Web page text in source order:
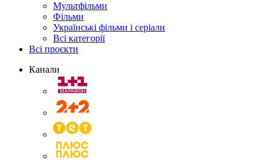
Мультфільми
Фільми
Українські фільми і серіали
Всі категорії
Всі проєкти
Канали